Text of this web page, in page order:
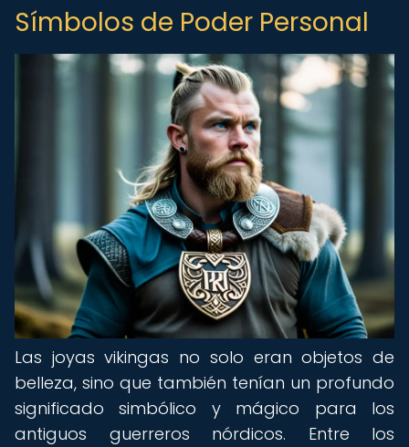
Símbolos de Poder Personal
Las joyas vikingas no solo eran objetos de
belleza, sino que también tenían un profundo
significado simbólico y mágico para los
antiguos guerreros nórdicos. Entre los